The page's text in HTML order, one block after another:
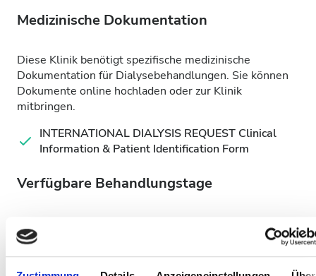
Medizinische Dokumentation
Diese Klinik benötigt spezifische medizinische
Dokumentation für Dialysebehandlungen. Sie können
Dokumente online hochladen oder zur Klinik
mitbringen.
INTERNATIONAL DIALYSIS REQUEST Clinical
Information & Patient Identification Form
Verfügbare Behandlungstage